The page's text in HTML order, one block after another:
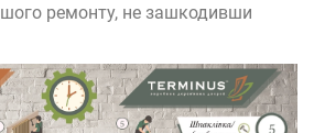
ремонту, не зашкодивши